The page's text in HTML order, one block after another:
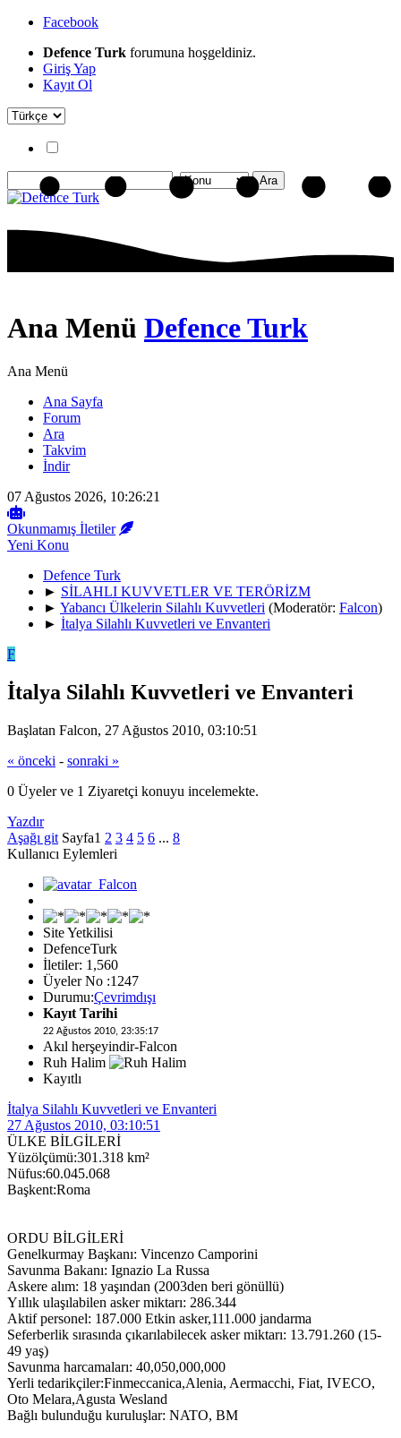
Facebook
Defence Turk forumuna hoşgeldiniz.
Giriş Yap
Kayıt Ol
Ana Menü Defence Turk
Ana Menü
Ana Sayfa
Forum
Ara
Takvim
İndir
07 Ağustos 2026, 10:26:21
Okunmamış İletiler
Yeni Konu
Defence Turk
► SİLAHLI KUVVETLER VE TERÖRİZM
► Yabancı Ülkelerin Silahlı Kuvvetleri (Moderatör: Falcon)
► İtalya Silahlı Kuvvetleri ve Envanteri
F
İtalya Silahlı Kuvvetleri ve Envanteri
Başlatan Falcon, 27 Ağustos 2010, 03:10:51
« önceki - sonraki »
0 Üyeler ve 1 Ziyaretçi konuyu incelemekte.
Yazdır
Aşağı git Sayfa1 2 3 4 5 6 ... 8
Kullanıcı Eylemleri
Site Yetkilisi
DefenceTurk
İletiler: 1,560
Üyeler No :1247
Durumu:Çevrimdışı
Kayıt Tarihi
22 Ağustos 2010, 23:35:17
Akıl herşeyindir-Falcon
Ruh Halim
Kayıtlı
İtalya Silahlı Kuvvetleri ve Envanteri
27 Ağustos 2010, 03:10:51
ÜLKE BİLGİLERİ
Yüzölçümü:301.318 km²
Nüfus:60.045.068
Başkent:Roma
ORDU BİLGİLERİ
Genelkurmay Başkanı: Vincenzo Camporini
Savunma Bakanı: Ignazio La Russa
Askere alım: 18 yaşından (2003den beri gönüllü)
Yıllık ulaşılabilen asker miktarı: 286.344
Aktif personel: 187.000 Etkin asker,111.000 jandarma
Seferberlik sırasında çıkarılabilecek asker miktarı: 13.791.260 (15-
49 yaş)
Savunma harcamaları: 40,050,000,000
Yerli tedarikçiler:Finmeccanica,Alenia, Aermacchi, Fiat, IVECO,
Oto Melara,Agusta Wesland
Bağlı bulunduğu kuruluşlar: NATO, BM